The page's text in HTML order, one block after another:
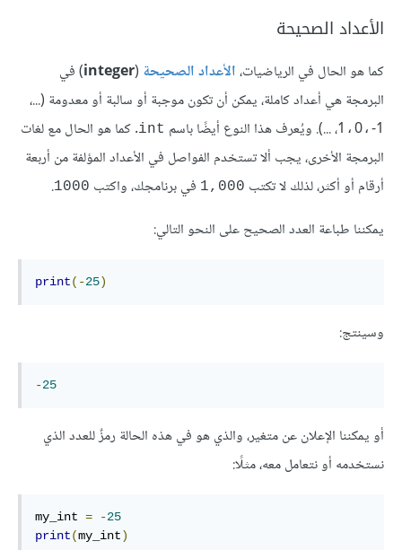
الأعداد الصحيحة
كما هو الحال في الرياضيات،الأعداد الصحيحة (
integer) في
البرمجة هي أعداد كاملة، يمكن أن تكون موجبة أو سالبة أو معدومة (...،
1 ، 0، -1، ...). ويُعرف هذا النوع أيضًا باسم int. كما هو الحال مع لغات
البرمجة الأخرى، يجب ألا تستخدم الفواصل في الأعداد المؤلفة من أربعة
أرقام أو أكثر، لذلك لا تكتب 1,000 في برنامجك، واكتب 1000
.
يمكننا طباعة العدد الصحيح على النحو التالي:
print(-25)
وسينتج:
-25
أو يمكننا الإعلان عن متغير، والذي هو في هذه الحالة رمزٌ للعدد الذي
نستخدمه أو نتعامل معه، مثلًا:
my_int = -25
print(my_int)